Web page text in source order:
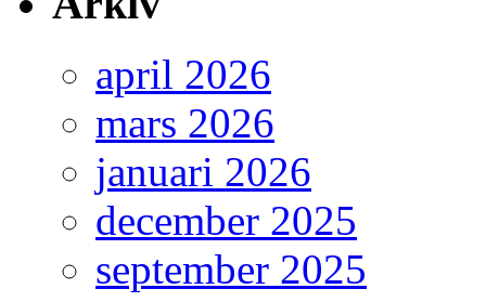
april 2026
mars 2026
januari 2026
december 2025
september 2025